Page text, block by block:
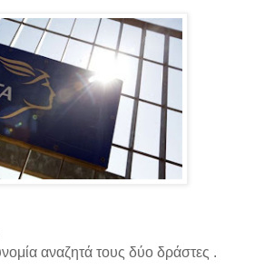
αναζητά τους δύο δράστες .